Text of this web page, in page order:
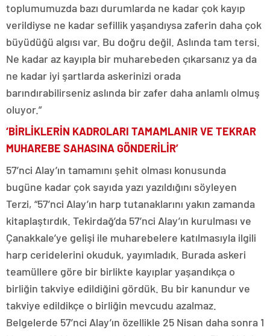
toplumumuzda bazı durumlarda ne kadar çok kayıp
verildiyse ne kadar sefillik yaşandıysa zaferin daha çok
büyüdüğü algısı var. Bu doğru değil. Aslında tam tersi.
Ne kadar az kayıpla bir muharebeden çıkarsanız ya da
ne kadar iyi şartlarda askerinizi orada
barındırabilirseniz aslında bir zafer daha anlamlı olmuş
oluyor.”
‘BİRLİKLERİN KADROLARI TAMAMLANIR VE TEKRAR
MUHAREBE SAHASINA GÖNDERİLİR’
57’nci Alay’ın tamamını şehit olması konusunda
bugüne kadar çok sayıda yazı yazıldığını söyleyen
Terzi, “57’nci Alay’ın harp tutanaklarını yakın zamanda
kitaplaştırdık. Tekirdağ’da 57’nci Alay’ın kurulması ve
Çanakkale’ye gelişi ile muharebelere katılmasıyla ilgili
harp ceridelerini okuduk, yayımladık. Burada askeri
teamüllere göre bir birlikte kayıplar yaşandıkça o
birliğin takviye edildiğini gördük. Bu bir kanundur ve
takviye edildikçe o birliğin mevcudu azalmaz.
Belgelerde 57’nci Alay’ın özellikle 25 Nisan daha sonra 1